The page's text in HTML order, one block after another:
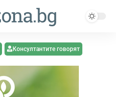
Консултантите говорят